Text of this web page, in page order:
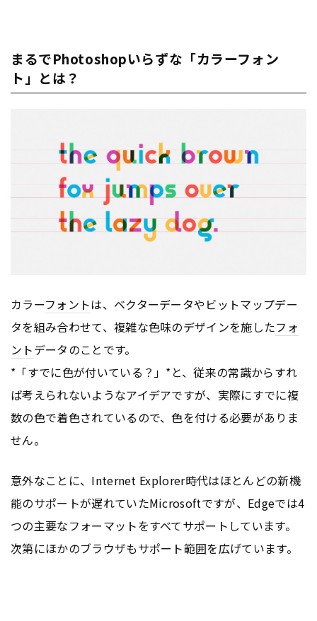
まるでPhotoshopいらずな「カラーフォン
ト」とは？
カラーフォントは、ベクターデータやビットマップデー
タを組み合わせて、複雑な色味のデザインを施したフォ
ントデータのことです。
*「すでに色が付いている？」*と、従来の常識からすれ
ば考えられないようなアイデアですが、実際にすでに複
数の色で着色されているので、色を付ける必要がありま
せん。
意外なことに、Internet Explorer時代はほとんどの新機
能のサポートが遅れていたMicrosoftですが、Edgeでは4
つの主要なフォーマットをすべてサポートしています。
次第にほかのブラウザもサポート範囲を広げています。